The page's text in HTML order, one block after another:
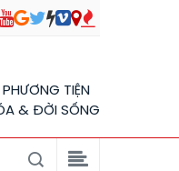
TIỆN
& ĐỜI SỐNG